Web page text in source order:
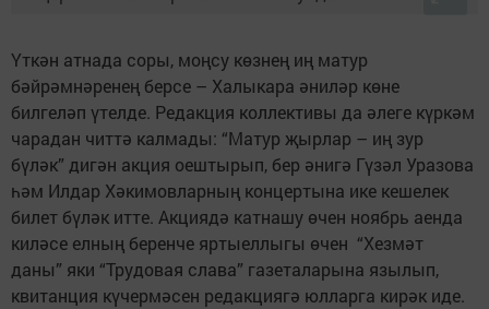
Үткән атнада соры, моңсу көзнең иң матур
бәйрәмнәренең берсе – Халыкара әниләр көне
билгеләп үтелде. Редакция коллективы да әлеге күркәм
чарадан читтә калмады: “Матур җырлар – иң зур
бүләк” дигән акция оештырып, бер әнигә Гүзәл Уразова
һәм Илдар Хәкимовларның концертына ике кешелек
билет бүләк итте. Акциядә катнашу өчен ноябрь аенда
киләсе елның беренче яртыеллыгы өчен “Хезмәт
даны” яки “Трудовая слава” газеталарына язылып,
квитанция күчермәсен редакциягә юлларга кирәк иде.